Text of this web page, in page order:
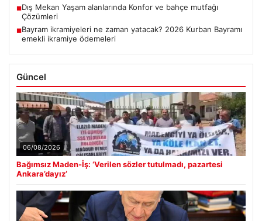
■Dış Mekan Yaşam alanlarında Konfor ve bahçe mutfağı
Çözümleri
■Bayram ikramiyeleri ne zaman yatacak? 2026 Kurban Bayramı
emekli ikramiye ödemeleri
Güncel
06/08/2026
Bağımsız Maden-İş: ‘Verilen sözler tutulmadı, pazartesi
Ankara’dayız’